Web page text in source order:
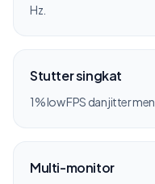
Hz.
Stutter singkat
1% low FPS dan jitter
Multi-monitor